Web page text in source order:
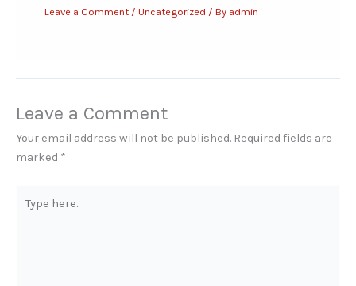
Leave a Comment / Uncategorized / By admin
Leave a Comment
Your email address will not be published. Required fields are
marked *
here..